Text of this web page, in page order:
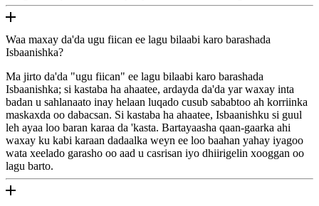
Waa maxay da'da ugu fiican ee lagu bilaabi karo barashada
Isbaanishka?
Ma jirto da'da "ugu fiican" ee lagu bilaabi karo barashada
Isbaanishka; si kastaba ha ahaatee, ardayda da'da yar waxay inta
badan u sahlanaato inay helaan luqado cusub sababtoo ah korriinka
maskaxda oo dabacsan. Si kastaba ha ahaatee, Isbaanishku si guul
leh ayaa loo baran karaa da 'kasta. Bartayaasha qaan-gaarka ahi
waxay ku kabi karaan dadaalka weyn ee loo baahan yahay iyagoo
wata xeelado garasho oo aad u casrisan iyo dhiirigelin xooggan oo
lagu barto.